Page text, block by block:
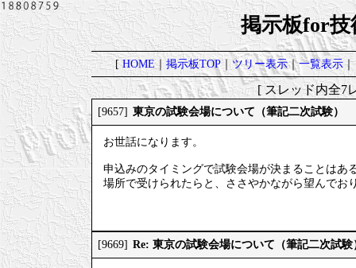
掲示板for技
[HOME｜掲示板TOP｜ツリー表示｜一覧表示｜
[ スレッド内全
[9657] 東京の試験会場について（筆記二次試験）
お世話になります。
申込みのタイミングで試験会場が決まることはあ
場所で受けられたらと、ささやかながら望んでお
[9669] Re: 東京の試験会場について（筆記二次試験